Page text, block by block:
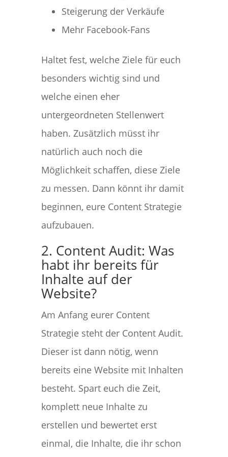
Steigerung der Verkäufe
Mehr Facebook-Fans
Haltet fest, welche Ziele für euch
besonders wichtig sind und
welche einen eher
untergeordneten Stellenwert
haben. Zusätzlich müsst ihr
natürlich auch noch die
Möglichkeit schaffen, diese Ziele
zu messen. Dann könnt ihr damit
beginnen, eure Content Strategie
aufzubauen.
2. Content Audit: Was
habt ihr bereits für
Inhalte auf der
Website?
Am Anfang eurer Content
Strategie steht der Content Audit.
Dieser ist dann nötig, wenn
bereits eine Website mit Inhalten
besteht. Spart euch die Zeit,
komplett neue Inhalte zu
erstellen und bewertet erst
einmal, die Inhalte, die ihr schon